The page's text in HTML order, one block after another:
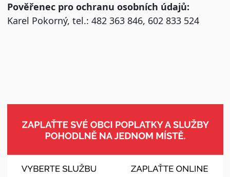
Pověřenec pro ochranu osobních údajů:
Karel Pokorný, tel.: 482 363 846, 602 833 524